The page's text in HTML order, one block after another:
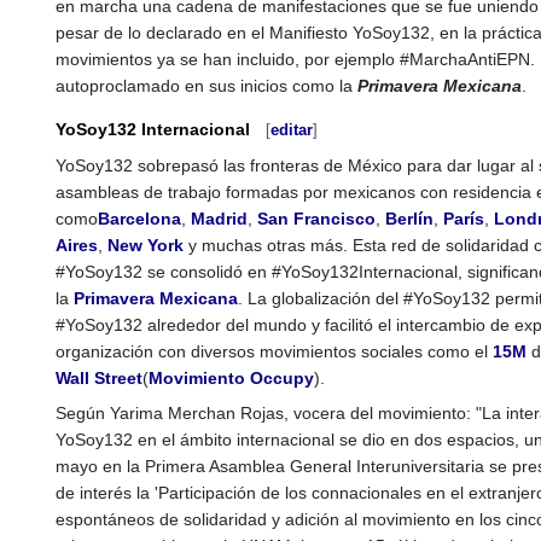
en marcha una cadena de manifestaciones que se fue
pesar de lo declarado en el Manifiesto YoSoy132, en la
movimientos ya se han incluido, por ejemplo
autoproclamado en sus inicios como la Primavera Mexicana
YoSoy132 Internacional [editar]
YoSoy132 sobrepasó las fronteras de México para dar lugar
asambleas de trabajo formadas por mexicanos con residencia
comoBarcelona, Madrid, San Francisco, Berlín, París,
Aires, New York y muchas otras más. Esta red de solidaridad
#YoSoy132 se consolidó en #YoSoy132Internacional,
la Primavera Mexicana. La globalización del #YoSoy132
#YoSoy132 alrededor del mundo y facilitó el intercambio de
organización con diversos movimientos sociales como el 15M
Wall Street(Movimiento Occupy).
Según Yarima Merchan Rojas, vocera del movimiento: "La
YoSoy132 en el ámbito internacional se dio en dos espacios,
mayo en la Primera Asamblea General Interuniversitaria se
de interés la 'Participación de los connacionales en el
espontáneos de solidaridad y adición al movimiento en los